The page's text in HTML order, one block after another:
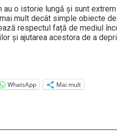
au o istorie lungă și sunt
mult decât simple obiecte
respectul față de mediul
și ajutarea acestora de a
WhatsApp
Mai mult